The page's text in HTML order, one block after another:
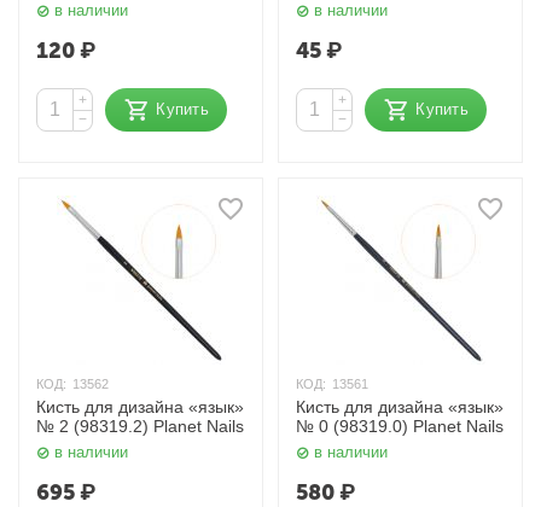
в наличии
120₽
+
−
Купить
в наличии
45₽
+
−
Купить
КОД: 13562
Кисть для дизайна «язык»
№ 2 (98319.2) Planet Nails
в наличии
695₽
КОД: 13561
Кисть для дизайна «язык»
№ 0 (98319.0) Planet Nails
в наличии
580₽